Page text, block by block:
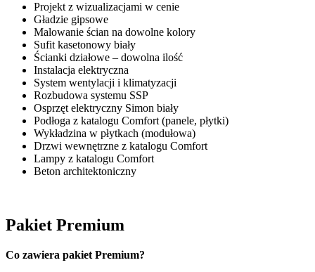
Projekt z wizualizacjami w cenie
Gładzie gipsowe
Malowanie ścian na dowolne kolory
Sufit kasetonowy biały
Ścianki działowe – dowolna ilość
Instalacja elektryczna
System wentylacji i klimatyzacji
Rozbudowa systemu SSP
Osprzęt elektryczny Simon biały
Podłoga z katalogu Comfort (panele, płytki)
Wykładzina w płytkach (modułowa)
Drzwi wewnętrzne z katalogu Comfort
Lampy z katalogu Comfort
Beton architektoniczny
Pakiet Premium
Co zawiera pakiet Premium?